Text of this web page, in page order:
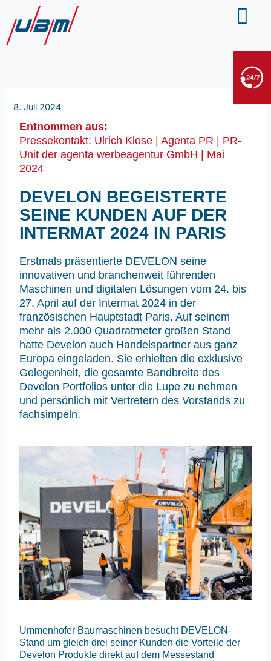
Inhalt
springen
8. Juli 2024
Entnommen aus:
Pressekontakt: Ulrich Klose | Agenta PR | PR-
Unit der agenta werbeagentur GmbH | Mai
2024
DEVELON BEGEISTERTE
SEINE KUNDEN AUF DER
INTERMAT 2024 IN PARIS
Erstmals präsentierte DEVELON seine
innovativen und branchenweit führenden
Maschinen und digitalen Lösungen vom 24. bis
27. April auf der Intermat 2024 in der
französischen Hauptstadt Paris. Auf seinem
mehr als 2.000 Quadratmeter großen Stand
hatte Develon auch Handelspartner aus ganz
Europa eingeladen. Sie erhielten die exklusive
Gelegenheit, die gesamte Bandbreite des
Develon Portfolios unter die Lupe zu nehmen
und persönlich mit Vertretern des Vorstands zu
fachsimpeln.
Ummenhofer Baumaschinen besucht DEVELON-
Stand um gleich drei seiner Kunden die Vorteile der
Develon Produkte direkt auf dem Messestand